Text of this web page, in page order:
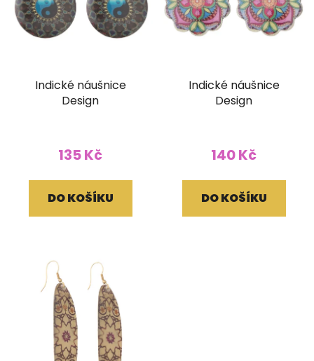
Indické náušnice
Design
135 Kč
DO KOŠÍKU
Indické náušnice
Design
140 Kč
DO KOŠÍKU